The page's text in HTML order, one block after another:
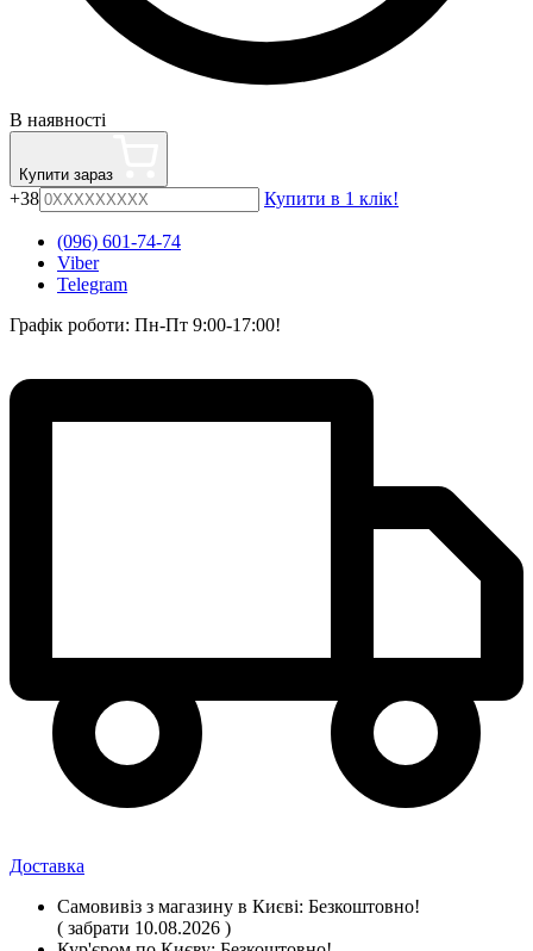
В наявності
Купити зараз
+38 Купити в 1 клік!
(096) 601-74-74
Viber
Telegram
Графік роботи: Пн-Пт 9:00-17:00!
Доставка
Самовивіз з магазину в Києві: Безкоштовно!
( забрати 10.08.2026 )